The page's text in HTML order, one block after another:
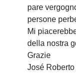
pare
persone
Mi
della nostra
Grazie
José